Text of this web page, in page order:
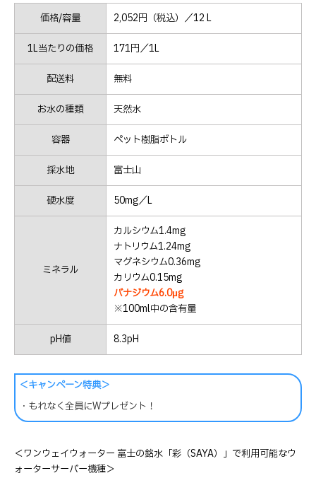
価格/容量
2,052円（税込）／12 L
1L当たりの価格 171円／1L
配送料 無料
お水の種類 天然水
容器 ペット樹脂ボトル
採水地 富士山
硬水度 50mg／L
ミネラル
カルシウム1.4mg
ナトリウム1.24mg
マグネシウム0.36mg
カリウム0.15mg
バナジウム6.0μg
※100ml中の含有量
pH値 8.3pH
＜キャンペーン特典＞
・もれなく全員にWプレゼント！
＜ワンウェイウォーター 富士の銘水「彩（SAYA）」で利用可能なウ
ォーターサーバー機種＞